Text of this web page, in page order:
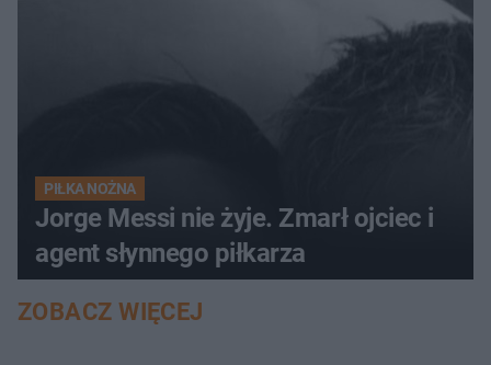
PIŁKA NOŻNA
Jorge Messi nie żyje. Zmarł ojciec i
agent słynnego piłkarza
ZOBACZ WIĘCEJ